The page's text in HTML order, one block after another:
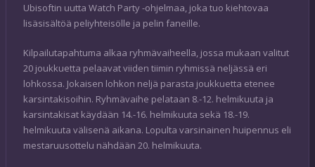
Ubisoftin uutta Watch Party -ohjelmaa, joka tuo kiehtovaa
lisäsisältöä peliyhteisölle ja pelin faneille.
Kilpailutapahtuma alkaa ryhmävaiheella, jossa mukaan valitut
20 joukkuetta pelaavat viiden tiimin ryhmissä neljässä eri
lohkossa. Jokaisen lohkon neljä parasta joukkuetta etenee
karsintakisoihin. Ryhmävaihe pelataan 8.-12. helmikuuta ja
karsintakisat käydään 14.-16. helmikuuta sekä 18.-19.
helmikuuta välisenä aikana. Lopulta varsinainen huipennus eli
mestaruusottelu nähdään 20. helmikuuta.